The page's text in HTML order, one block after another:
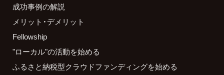
成功事例の解説
メリット・デメリット
Fellowship
"ローカル"の活動を始める
ふるさと納税型クラウドファンディングを始める